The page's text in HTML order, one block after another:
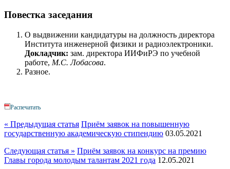
Повестка заседания
О выдвижении кандидатуры на должность директора
Института инженерной физики и радиоэлектроники.
Докладчик: зам. директора ИИФиРЭ по учебной
работе, М.С. Лобасова.
Разное.
Распечатать
« Предыдущая статья Приём заявок на повышенную
государственную академическую стипендию 03.05.2021
Следующая статья » Приём заявок на конкурс на премию
Главы города молодым талантам 2021 года 12.05.2021